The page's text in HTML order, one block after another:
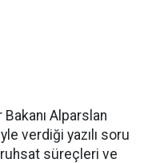
Bakanı Alparslan
verdiği yazılı soru
süreçleri ve